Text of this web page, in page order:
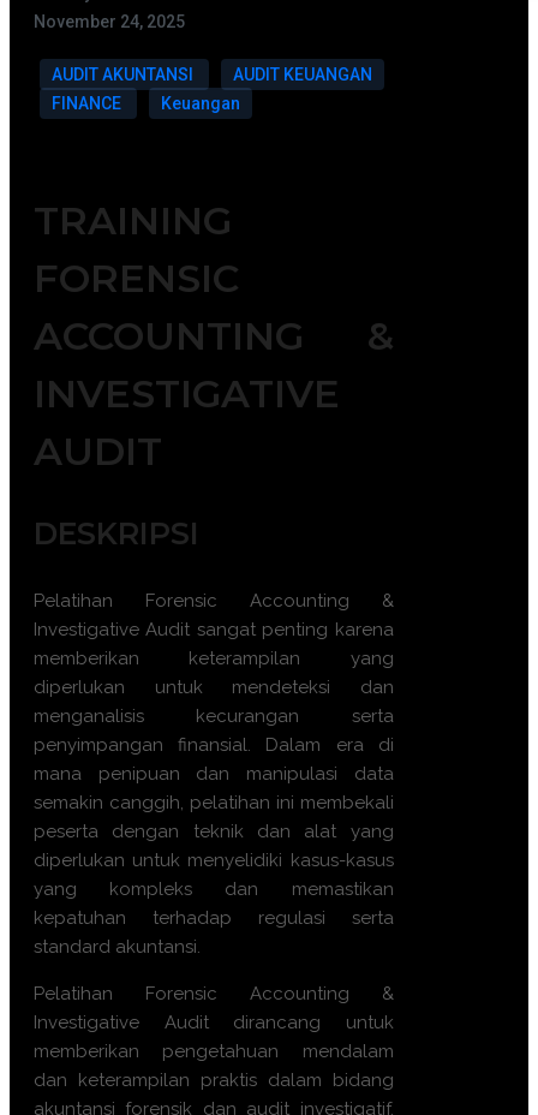
November 24, 2025
AUDIT AKUNTANSI
AUDIT KEUANGAN
FINANCE
Keuangan
TRAINING
FORENSIC
ACCOUNTING &
INVESTIGATIVE
AUDIT
DESKRIPSI
Pelatihan Forensic Accounting &
Investigative Audit sangat penting karena
memberikan keterampilan yang
diperlukan untuk mendeteksi dan
menganalisis kecurangan serta
penyimpangan finansial. Dalam era di
mana penipuan dan manipulasi data
semakin canggih, pelatihan ini membekali
peserta dengan teknik dan alat yang
diperlukan untuk menyelidiki kasus-kasus
yang kompleks dan memastikan
kepatuhan terhadap regulasi serta
standard akuntansi.
Pelatihan Forensic Accounting &
Investigative Audit dirancang untuk
memberikan pengetahuan mendalam
dan keterampilan praktis dalam bidang
akuntansi forensik dan audit investigatif.